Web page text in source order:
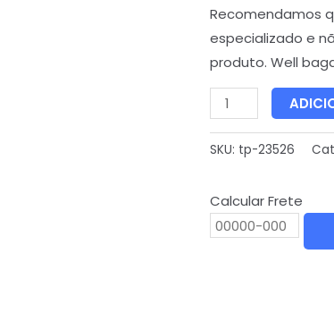
Recomendamos
especializado e
produto. Well
SKU: tp-23526
Calcular Frete